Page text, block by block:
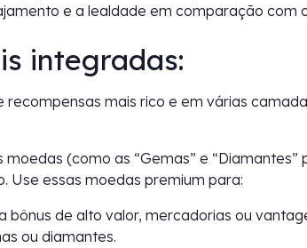
e a lealdade em comparação com
integradas:
recompensas mais rico e em várias
(como as “Gemas” e “Diamantes”
Use essas moedas premium para:
bônus de alto valor, mercadorias ou
ou diamantes.